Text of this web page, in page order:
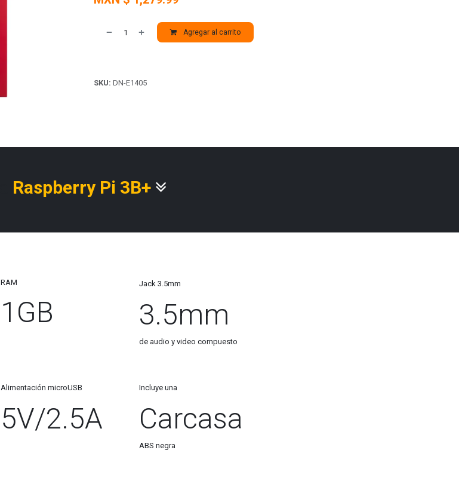
Agregar al carrito
SKU: DN-E1405
Raspberry Pi 3B+
RAM
1GB
Jack 3.5mm
3.5mm
de audio y video compuesto
Alimentación microUSB
5V/2.5A
Incluye una
Carcasa
ABS negra